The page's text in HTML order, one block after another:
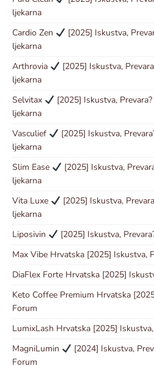
ljekarna
Cardio Zen
[2025] Iskustva,
ljekarna
Arthrovia
[2025] Iskustva,
ljekarna
Selvitax
[2025] Iskustva,
ljekarna
Vasculief
[2025] Iskustva,
ljekarna
Slim Ease
[2025] Iskustva,
ljekarna
Vita Luxe
[2025] Iskustva,
ljekarna
Liposivin
[2025] Iskustva,
Max Vibe Hrvatska [2025] Iskustva,
DiaFlex Forte Hrvatska [2025]
Keto Coffee Premium Hrvatska
Forum
LumixLash Hrvatska [2025]
MagniLumin
[2024] Iskustva,
Forum